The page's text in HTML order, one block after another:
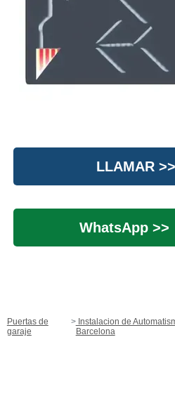
LLAMAR >>
WhatsApp >>
Puertas de
garaje
Instalacion de
Barcelona